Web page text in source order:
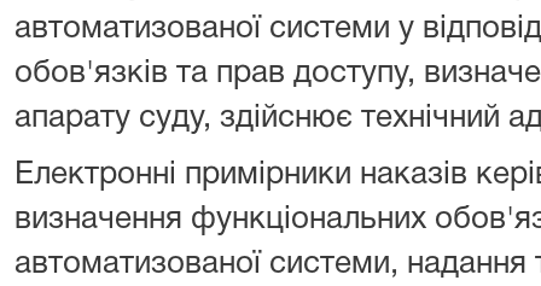
автоматизованої системи у
обов'язків та прав доступу,
апарату суду, здійснює технічний
Електронні примірники наказів
визначення функціональних
автоматизованої системи,